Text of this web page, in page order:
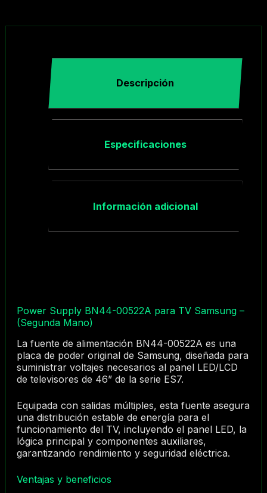
Descripción
Especificaciones
Información adicional
Power Supply BN44-00522A para TV Samsung –
(Segunda Mano)
La fuente de alimentación BN44-00522A es una
placa de poder original de Samsung, diseñada para
suministrar voltajes necesarios al panel LED/LCD
de televisores de 46” de la serie ES7.
Equipada con salidas múltiples, esta fuente asegura
una distribución estable de energía para el
funcionamiento del TV, incluyendo el panel LED, la
lógica principal y componentes auxiliares,
garantizando rendimiento y seguridad eléctrica.
Ventajas y beneficios